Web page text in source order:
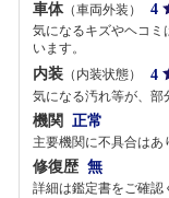
車体（車両外装） 4
気になるキズやヘコミ
います。
内装 （内装状態） 4
気になる汚れ等が、部
機関 正常
主要機関に不具合はあ
修復歴 無
詳細は鑑定書をご確認